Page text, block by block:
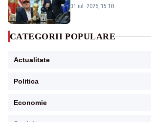
privind investitorii străini
31 iul. 2026, 15:10
CATEGORII POPULARE
Actualitate
Politica
Economie